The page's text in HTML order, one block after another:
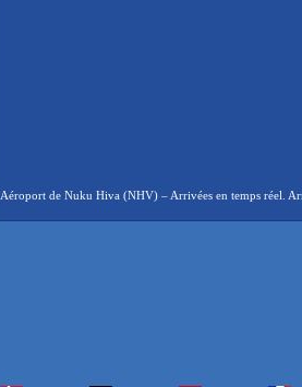
Aéroport de Nuku Hiva (NHV) – Arrivées en temps réel.